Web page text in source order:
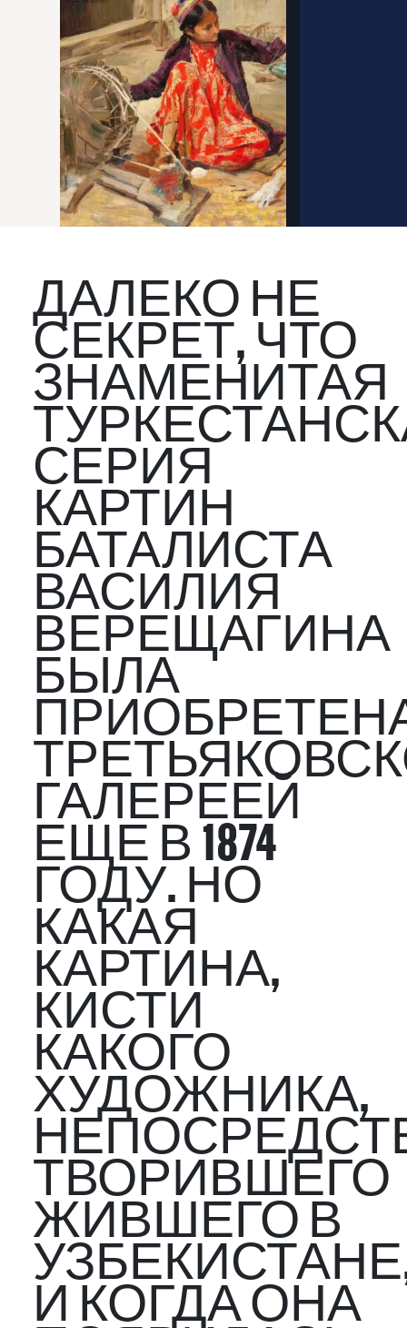
ДАЛЕКО НЕ
СЕКРЕТ, ЧТО
ЗНАМЕНИТАЯ
СЕРИЯ
КАРТИН
БАТАЛИСТА
ВАСИЛИЯ
ВЕРЕЩАГИНА
БЫЛА
ГАЛЕРЕЕЙ
ЕЩЕ В 1874
ГОДУ. НО
КАКАЯ
КАРТИНА,
КИСТИ
КАКОГО
ХУДОЖНИКА,
ТВОРИВШЕГО
ЖИВШЕГО В
И КОГДА ОНА